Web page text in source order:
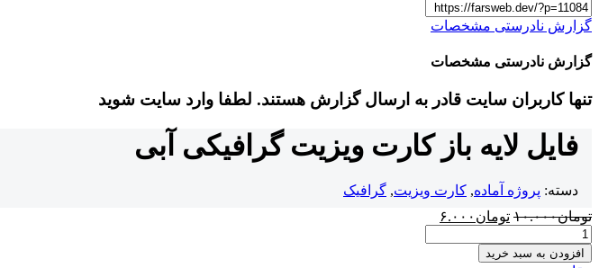
گزارش نادرستی مشخصات
گزارش نادرستی مشخصات
تنها کاربران سایت قادر به ارسال گزارش هستند. لطفا وارد سایت شوید
فایل لایه باز کارت ویزیت گرافیکی آبی
دسته: پروژه آماده, کارت ویزیت, گرافیک
تومان۱۰.۰۰۰ قیمت
تومان ۶.۰۰۰
فایل
لایهافزودن به سبد خرید